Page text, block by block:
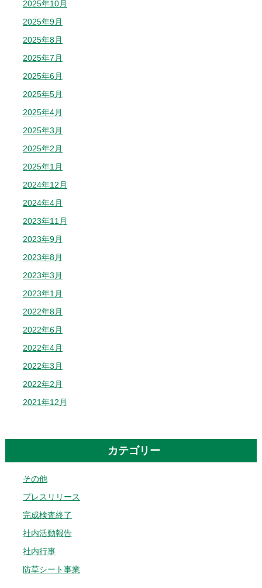
2025年10月
2025年9月
2025年8月
2025年7月
2025年6月
2025年5月
2025年4月
2025年3月
2025年2月
2025年1月
2024年12月
2024年4月
2023年11月
2023年9月
2023年8月
2023年3月
2023年1月
2022年8月
2022年6月
2022年4月
2022年3月
2022年2月
2021年12月
カテゴリー
その他
プレスリリース
完成検査終了
社内活動報告
社内行事
防草シート事業